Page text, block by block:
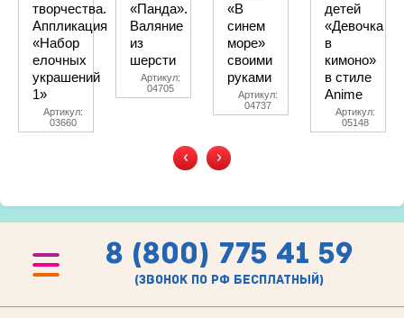
творчества.
Аппликация
«Набор
елочных
украшений
1»
Артикул:
03660
«Панда».
Валяние
из
шерсти
Артикул:
04705
«В
синем
море»
своими
руками
Артикул:
04737
детей
«Девочка
в
кимоно»
в стиле
Anime
Артикул:
05148
‹ ›
8 (800) 775 41 59
(звонок по рф бесплатный)